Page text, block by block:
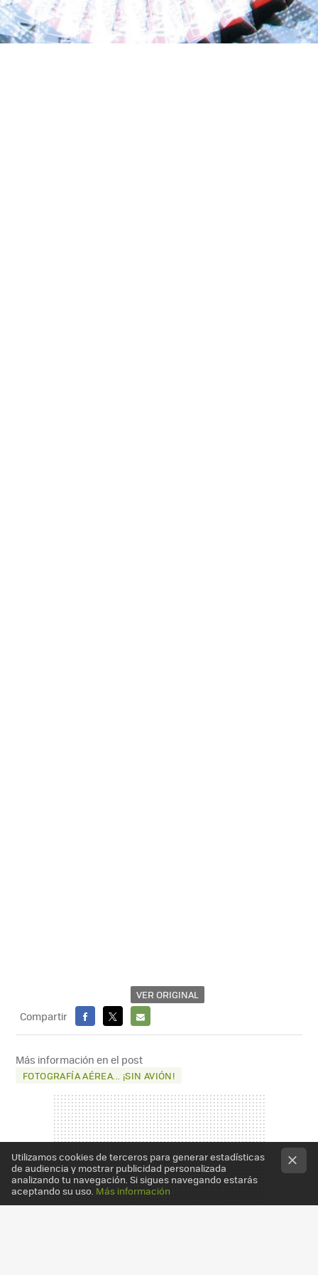
VER ORIGINAL
Compartir
FACEBOOK
X
E-
MAIL
Más información en el post
FOTOGRAFÍA AÉREA... ¡SIN AVIÓN!
Utilizamos cookies de terceros para generar estadísticas
de audiencia y mostrar publicidad personalizada
analizando tu navegación. Si sigues navegando estarás
aceptando su uso. Más información